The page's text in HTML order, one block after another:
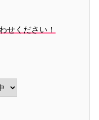
せください！